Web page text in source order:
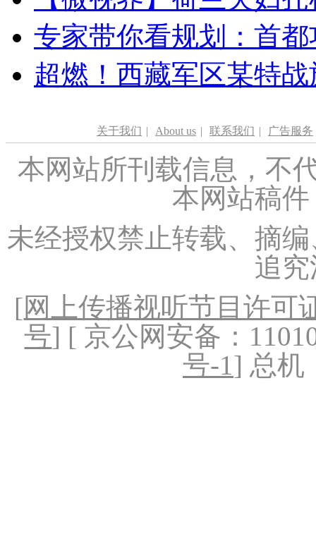
专家带你看规划：首
超燃！西藏军区某特
关于我们 | About us | 联系我们 | 广告服务
本网站所刊载信息，不
本网站稿
未经授权禁止转载、摘
追
[网上传播视听节目许可
号] [ 京公网安备：
号-1] 总机